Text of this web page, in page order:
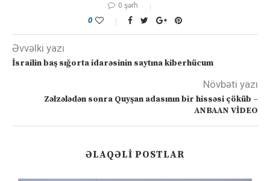
0 şərh
0
Əvvəlki yazı
İsrailin baş sığorta idarəsinin saytına kiberhücum
Növbəti yazı
Zəlzələdən sonra Quyşan adasının bir hissəsi çöküb –
ANBAAN VİDEO
ƏLAQƏLI POSTLAR